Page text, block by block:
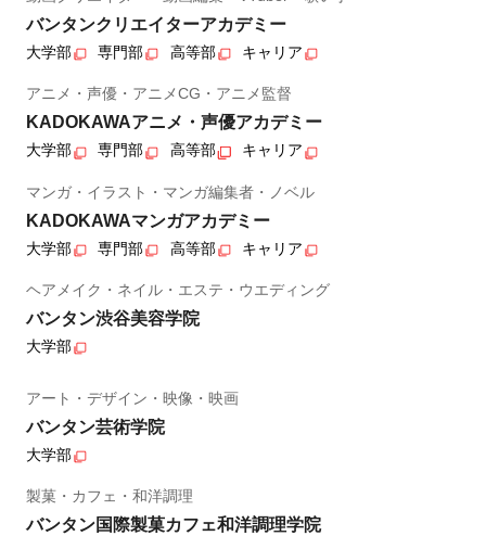
バンタンクリエイターアカデミー
大学部 専門部 高等部 キャリア
アニメ・声優・アニメCG・アニメ監督
KADOKAWAアニメ・声優アカデミー
大学部 専門部 高等部 キャリア
マンガ・イラスト・マンガ編集者・ノベル
KADOKAWAマンガアカデミー
大学部 専門部 高等部 キャリア
ヘアメイク・ネイル・エステ・ウエディング
バンタン渋谷美容学院
大学部
アート・デザイン・映像・映画
バンタン芸術学院
大学部
製菓・カフェ・和洋調理
バンタン国際製菓カフェ和洋調理学院